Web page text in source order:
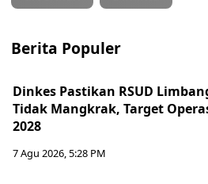
Berita Populer
Dinkes Pastikan RSUD
Tidak Mangkrak, Target
2028
7 Agu 2026, 5:28 PM